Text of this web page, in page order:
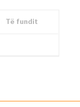
Të fundit